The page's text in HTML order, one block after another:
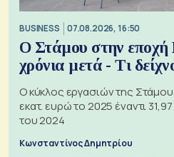
BUSINESS 07.08.2026, 16:50
Ο Στάμου στην εποχή
χρόνια μετά - Τι
Ο κύκλος εργασιών της
εκατ. ευρώ το 2025 έναντι
του 2024
Κωνσταντίνος Δημητρίου